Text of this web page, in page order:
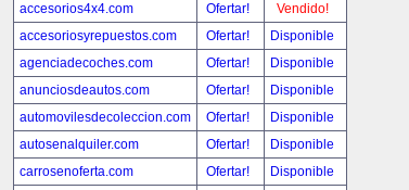
accesorios4x4.com
Ofertar!
Vendido!
accesoriosyrepuestos.com
Ofertar!
Disponible
agenciadecoches.com
Ofertar!
Disponible
anunciosdeautos.com
Ofertar!
Disponible
automovilesdecoleccion.com
Ofertar!
Disponible
autosenalquiler.com
Ofertar!
Disponible
carrosenoferta.com
Ofertar!
Disponible